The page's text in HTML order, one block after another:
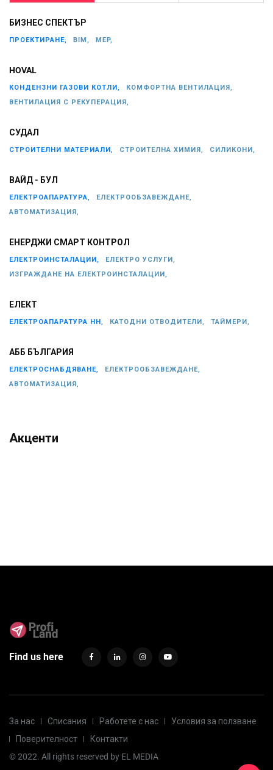
БИЗНЕС СПЕКТЪР
ПРОЕКТИРАНЕ, BIM, MEP,
HOVAL
КОНДЕНЗНИ ГАЗОВИ КОТЛИ,
КОМФОРТНА ВЕНТИЛАЦИЯ,
ВЕНТИЛАЦИЯ С РЕКУПЕРАЦИЯ,
СУДАЛ
СТРОИТЕЛНИ МАТЕРИАЛИ, СТРОИТЕЛНА ХИМИЯ, СИЛИКОНИ,
ВАЙД - БУЛ
ЕЛЕКТРОАПАРАТУРА,
ЕЛЕКТРООБЗАВЕЖДАНЕ,
АВТОМАТИЗАЦИЯ,
ЕНЕРДЖИ СМАРТ КОНТРОЛ
ЕЛЕКТРОИНСТАЛАЦИИ,
ЕЛЕКТРО УСЛУГИ,
ИЗГРАЖДАНЕ НА ЕЛЕКТРОИНСТАЛАЦИИ,
ЕЛЕКТ
ЕЛЕКТРОАПАРАТУРА НН, КАТОДНИ ОТВОДИТЕЛИ, ТАЙМЕРИ,
АББ БЪЛГАРИЯ
ЕЛЕКТРОСНАБДЯВАНЕ,
ЕЛЕКТРООБЗАВЕЖДАНЕ,
АВТОМАТИЗАЦИЯ,
Акценти
Find us here
За нас Списания Работете с нас
Условия за ползване
Поверителност
Контакти
© 2022. All rights reserved by EL MEDIA